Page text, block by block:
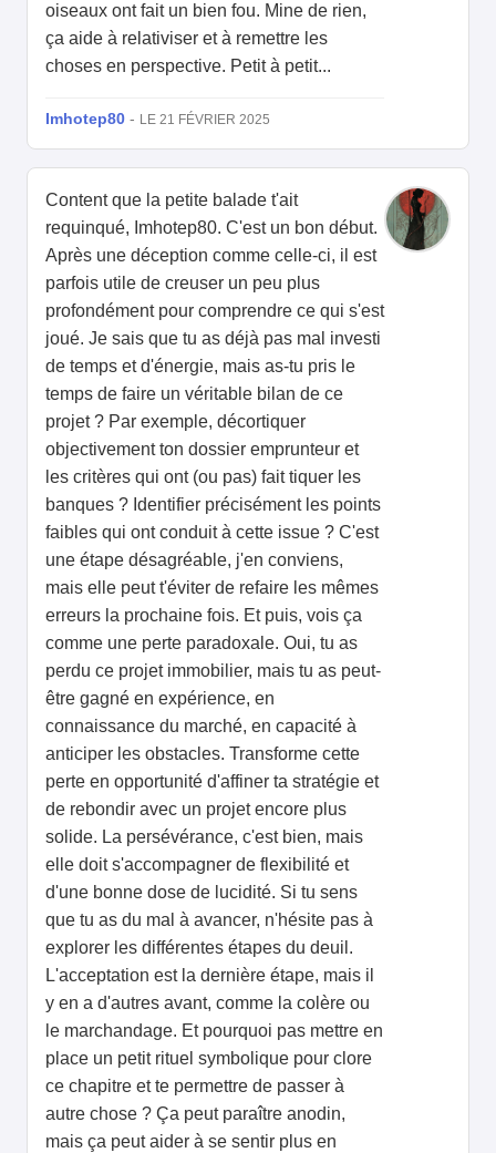
oiseaux ont fait un bien fou. Mine de rien,
ça aide à relativiser et à remettre les
choses en perspective. Petit à petit...
Imhotep80 - LE 21 FÉVRIER 2025
Content que la petite balade t'ait
requinqué, Imhotep80. C'est un bon début.
Après une déception comme celle-ci, il est
parfois utile de creuser un peu plus
profondément pour comprendre ce qui s'est
joué. Je sais que tu as déjà pas mal investi
de temps et d'énergie, mais as-tu pris le
temps de faire un véritable bilan de ce
projet ? Par exemple, décortiquer
objectivement ton dossier emprunteur et
les critères qui ont (ou pas) fait tiquer les
banques ? Identifier précisément les points
faibles qui ont conduit à cette issue ? C'est
une étape désagréable, j'en conviens,
mais elle peut t'éviter de refaire les mêmes
erreurs la prochaine fois. Et puis, vois ça
comme une perte paradoxale. Oui, tu as
perdu ce projet immobilier, mais tu as peut-
être gagné en expérience, en
connaissance du marché, en capacité à
anticiper les obstacles. Transforme cette
perte en opportunité d'affiner ta stratégie et
de rebondir avec un projet encore plus
solide. La persévérance, c'est bien, mais
elle doit s'accompagner de flexibilité et
d'une bonne dose de lucidité. Si tu sens
que tu as du mal à avancer, n'hésite pas à
explorer les différentes étapes du deuil.
L'acceptation est la dernière étape, mais il
y en a d'autres avant, comme la colère ou
le marchandage. Et pourquoi pas mettre en
place un petit rituel symbolique pour clore
ce chapitre et te permettre de passer à
autre chose ? Ça peut paraître anodin,
mais ça peut aider à se sentir plus en